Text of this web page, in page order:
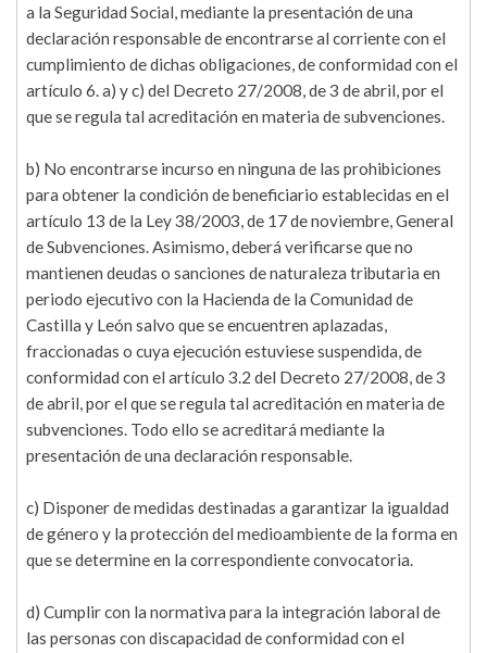
a la Seguridad Social, mediante la presentación de una
declaración responsable de encontrarse al corriente con el
cumplimiento de dichas obligaciones, de conformidad con el
artículo 6. a) y c) del Decreto 27/2008, de 3 de abril, por el
que se regula tal acreditación en materia de subvenciones.
b) No encontrarse incurso en ninguna de las prohibiciones
para obtener la condición de beneficiario establecidas en el
artículo 13 de la Ley 38/2003, de 17 de noviembre, General
de Subvenciones. Asimismo, deberá verificarse que no
mantienen deudas o sanciones de naturaleza tributaria en
periodo ejecutivo con la Hacienda de la Comunidad de
Castilla y León salvo que se encuentren aplazadas,
fraccionadas o cuya ejecución estuviese suspendida, de
conformidad con el artículo 3.2 del Decreto 27/2008, de 3
de abril, por el que se regula tal acreditación en materia de
subvenciones. Todo ello se acreditará mediante la
presentación de una declaración responsable.
c) Disponer de medidas destinadas a garantizar la igualdad
de género y la protección del medioambiente de la forma en
que se determine en la correspondiente convocatoria.
d) Cumplir con la normativa para la integración laboral de
las personas con discapacidad de conformidad con el